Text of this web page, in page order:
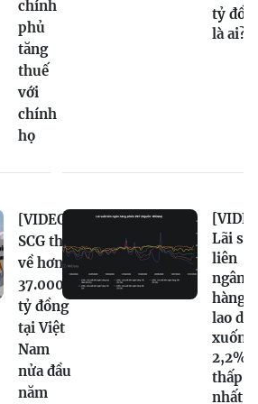
chính
phủ
tăng
thuế
với
chính
họ
tỷ
là ai?
[VIDEO]
SCG thu
về hơn
37.000
tỷ đồng
tại Việt
Nam
nửa đầu
năm
Lãi
liên
ngân
hàng
lao dốc
xuống
2,2%,
thấp
nhất